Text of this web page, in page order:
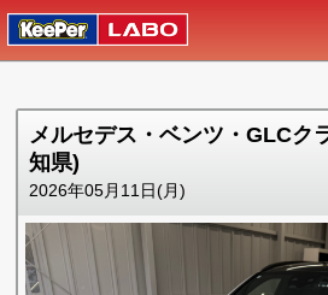
メルセデス・ベンツ・GLC
知県)
2026年05月11日(月)